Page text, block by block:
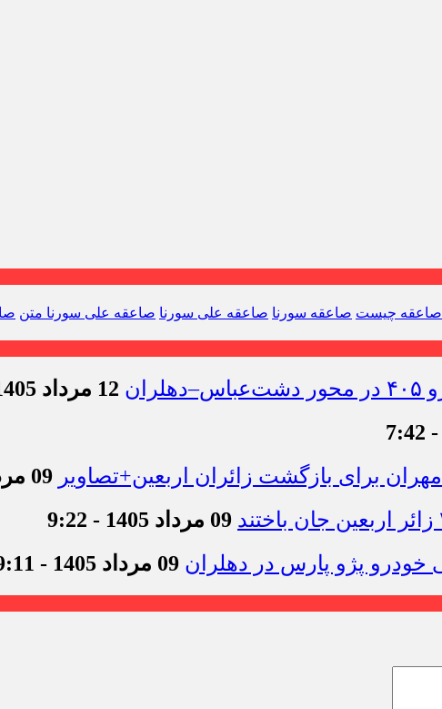
صاعقه چیست صاعقه سورنا صاعقه علی سورنا صاعقه علی سورنا متن
12 مرداد 1405 - 11:54
09 مرداد 1405 - 12:44
09 مرداد 1405 - 9:22
09 مرداد 1405 - 9:11